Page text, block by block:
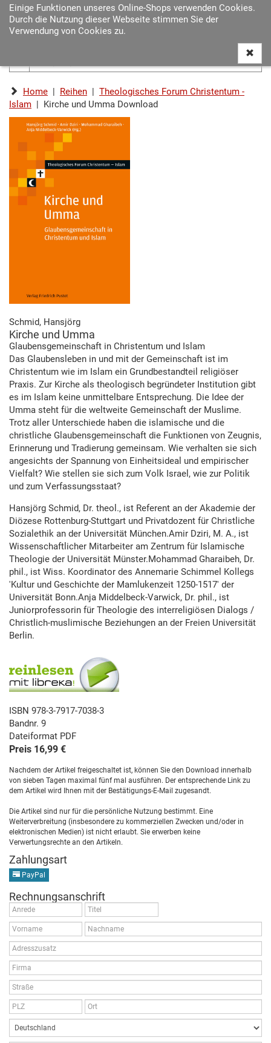
Einige Funktionen unseres Online-Shops verwenden Cookies.
Durch die Nutzung dieser Webseite stimmen Sie der
Verwendung von Cookies zu.
Home | Reihen | Theologisches Forum Christentum -
Islam | Kirche und Umma Download
Schmid, Hansjörg
Kirche und Umma
Glaubensgemeinschaft in Christentum und Islam
Das Glaubensleben in und mit der Gemeinschaft ist im
Christentum wie im Islam ein Grundbestandteil religiöser
Praxis. Zur Kirche als theologisch begründeter Institution gibt
es im Islam keine unmittelbare Entsprechung. Die Idee der
Umma steht für die weltweite Gemeinschaft der Muslime.
Trotz aller Unterschiede haben die islamische und die
christliche Glaubensgemeinschaft die Funktionen von Zeugnis,
Erinnerung und Tradierung gemeinsam. Wie verhalten sie sich
angesichts der Spannung von Einheitsideal und empirischer
Vielfalt? Wie stellen sie sich zum Volk Israel, wie zur Politik
und zum Verfassungsstaat?
Hansjörg Schmid, Dr. theol., ist Referent an der Akademie der
Diözese Rottenburg-Stuttgart und Privatdozent für Christliche
Sozialethik an der Universität München.Amir Dziri, M. A., ist
Wissenschaftlicher Mitarbeiter am Zentrum für Islamische
Theologie der Universität Münster.Mohammad Gharaibeh, Dr.
phil., ist Wiss. Koordinator des Annemarie Schimmel Kollegs
'Kultur und Geschichte der Mamlukenzeit 1250-1517' der
Universität Bonn.Anja Middelbeck-Varwick, Dr. phil., ist
Juniorprofessorin für Theologie des interreligiösen Dialogs /
Christlich-muslimische Beziehungen an der Freien Universität
Berlin.
ISBN 978-3-7917-7038-3
Bandnr. 9
Dateiformat PDF
Preis 16,99 €
Nachdem der Artikel freigeschaltet ist, können Sie den Download innerhalb
von sieben Tagen maximal fünf mal ausführen. Der entsprechende Link zu
dem Artikel wird Ihnen mit der Bestätigungs-E-Mail zugesandt.
Die Artikel sind nur für die persönliche Nutzung bestimmt. Eine
Weiterverbreitung (insbesondere zu kommerziellen Zwecken und/oder in
elektronischen Medien) ist nicht erlaubt. Sie erwerben keine
Verwertungsrechte an den Artikeln.
Zahlungsart
PayPal
Rechnungsanschrift